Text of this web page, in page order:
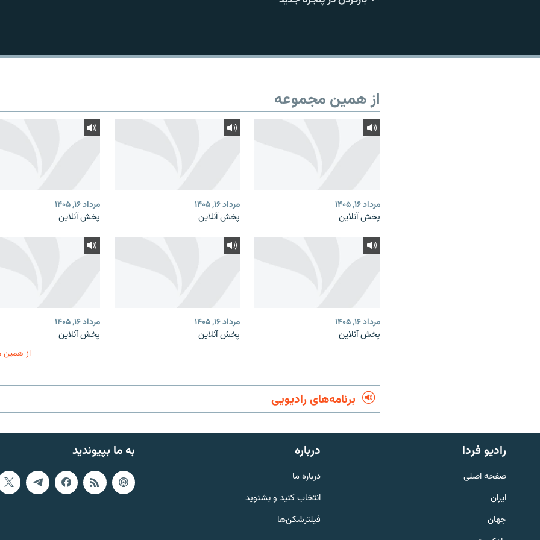
English
به ما بپیوندید
از همین مجموعه
مرداد ۱۶, ۱۴۰۵
پخش آنلاین
مرداد ۱۶, ۱۴۰۵
پخش آنلاین
مرداد ۱۶, ۱۴۰۵
پخش آنلاین
مرداد ۱۶, ۱۴۰۵
پخش آنلاین
مرداد ۱۶, ۱۴۰۵
پخش آنلاین
مرداد ۱۶, ۱۴۰۵
پخش آنلاین
از همین
برنامه‌های رادیویی
به ما بپیوندید رادیو فردا
صفحه اصلی
ایران
جهان
درباره
درباره ما
انتخاب کنید و بشنوید
فیلترشکن‌ها